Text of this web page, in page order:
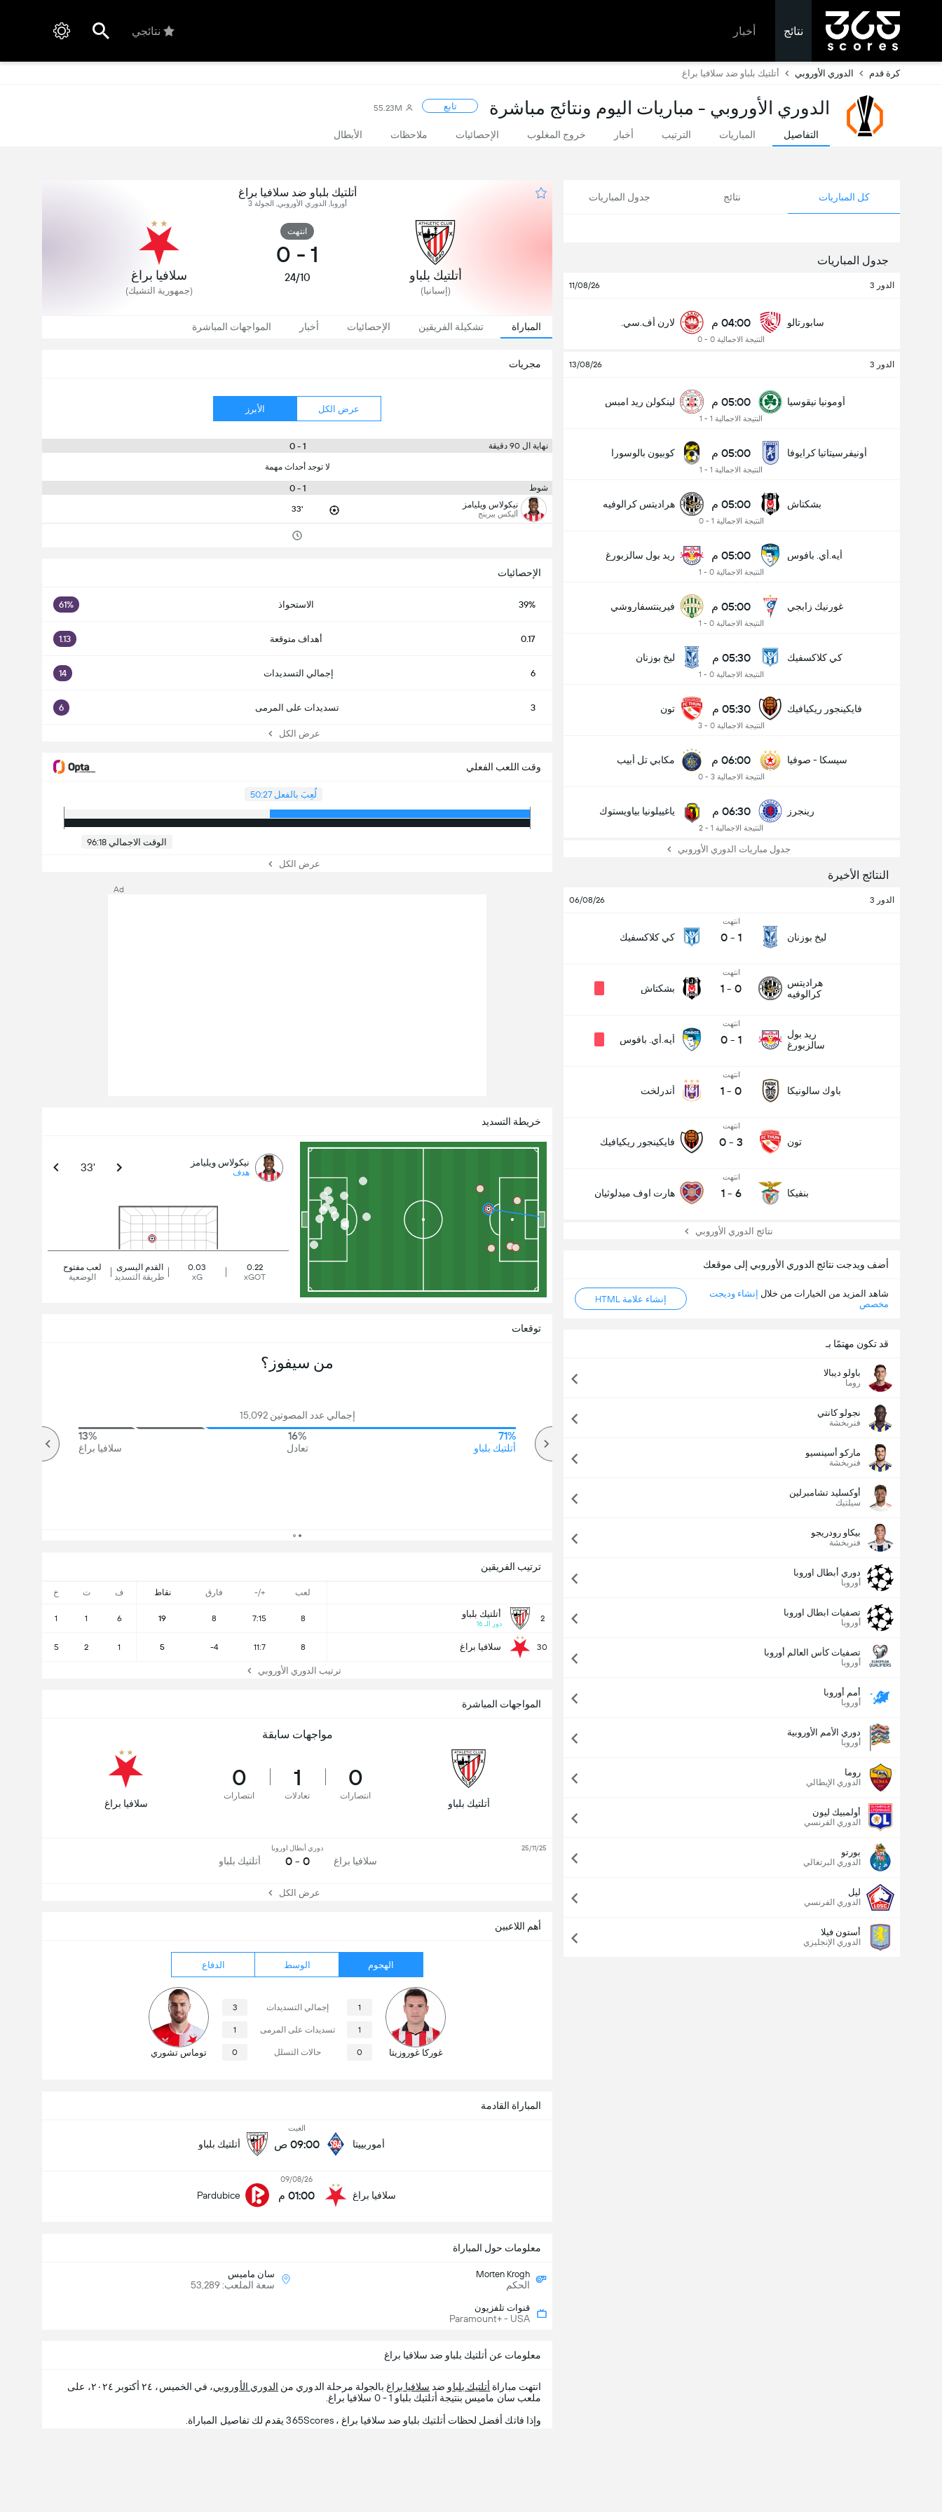
نتائج أخبار نتائجي
كرة قدم الدوري الأوروبي أتلتيك بلباو ضد سلافيا براغ
الدوري الأوروبي - مباريات اليوم ونتائج مباشرة تابع 55.23M
التفاصيل المباريات الترتيب أخبار خروج المغلوب الإحصائيات ملاحظات الأبطال
كل المباريات نتائج جدول المباريات
جدول المباريات
الدور 3 11/08/26
سابورتالو 04:00 م
النتيجة الاجمالية 0 - 0
لارن أف.سي.
الدور 3 13/08/26
أومونيا نيقوسيا 05:00 م
النتيجة الاجمالية 1 - 1
لينكولن ريد امبس
أونيفرسيتاتيا كرايوفا 05:00 م
النتيجة الاجمالية 1 - 1
كوبيون بالوسورا
بشكتاش 05:00 م
النتيجة الاجمالية 1 - 0
هراديتس كرالوفيه
أيه.أي. بافوس 05:00 م
النتيجة الاجمالية 0 - 1
ريد بول سالزبورغ
غورنيك زابجي 05:00 م
النتيجة الاجمالية 0 - 1
فيرينتسفاروشي
كي كلاكسفيك 05:30 م
النتيجة الاجمالية 0 - 1
ليخ بوزنان
فايكينجور ريكيافيك 05:30 م
النتيجة الاجمالية 0 - 3
تون
سيسكا - صوفيا 06:00 م
النتيجة الاجمالية 3 - 0
مكابي تل أبيب
رينجرز 06:30 م
النتيجة الاجمالية 1 - 2
ياغييلونيا بياويستوك
جدول مباريات الدوري الأوروبي
النتائج الأخيرة
الدور 3 06/08/26
ليخ بوزنان
انتهت
1
-
0 كي كلاكسفيك
هراديتس
كرالوفيه
انتهت
0
-
1 بشكتاش
ريد بول
سالزبورغ
انتهت
1
-
0 أيه.أي. بافوس
باوك سالونيكا
انتهت
0
-
1 أندرلخت
تون
انتهت
3
-
0 فايكينجور ريكيافيك
بنفيكا
انتهت
6
-
1 هارت اوف ميدلوثيان
نتائج الدوري الأوروبي
أضف ويدجت نتائج الدوري الأوروبي إلى موقعك
شاهد المزيد من الخيارات من خلال إنشاء وديجت
مخصص
إنشاء علامة HTML
قد تكون مهتمًا بـ
باولو ديبالا
روما
نجولو كانتي
فنربخشة
ماركو أسينسيو
فنربخشة
أوكسليد تشامبرلين
سيلتيك
بيكاو رودريجو
فنربخشة
دوري أبطال اوروبا
أوروبا
تصفيات ابطال اوروبا
أوروبا
تصفيات كأس العالم أوروبا
أوروبا
أمم أوروبا
أوروبا
دوري الأمم الأوروبية
أوروبا
روما
الدوري الإيطالي
أولمبيك ليون
الدوري الفرنسي
بورتو
الدوري البرتغالي
ليل
الدوري الفرنسي
أستون فيلا
الدوري الإنجليزي
أتلتيك بلباو ضد سلافيا براغ
أوروبا, الدوري الأوروبي, الجولة 3
أتلتيك بلباو
(إسبانيا)
انتهت
1
-
0
24/10 سلافيا براغ
(جمهورية التشيك)
المباراة تشكيلة الفريقين الإحصائيات أخبار المواجهات المباشرة
مجريات
عرض الكل الأبرز
نهاية ال 90 دقيقة 1 - 0
لا توجد أحداث مهمة
شوط 1 - 0
نيكولاس ويليامز
أليكس بيرينج 33'
المباراة القادمة
أموربييتا
الغيت
09:00 ص أتلتيك بلباو
سلافيا براغ
09/08/26
01:00 م Pardubice
أهم اللاعبين
الهجوم الوسط الدفاع
غوركا غوروزيتا
1 إجمالي التسديدات 3
1 تسديدات على المرمى 1
0 حالات التسلل 0 توماس تشوري
الإحصائيات
39% الاستحواذ 61%
0.17 أهداف متوقعة 1.13
6 إجمالي التسديدات 14
3 تسديدات على المرمى 6
عرض الكل
وقت اللعب الفعلي
لُعِبَ بالفعل 50:27
الوقت الاجمالي 96:18
عرض الكل
خريطة التسديد
نيكولاس ويليامز
هدف 33'
لعب مفتوح
الوضعية
القدم اليسرى
طريقة التسديد
0.03
xG
0.22
xGOT
معلومات حول المباراة
Morten Krogh
الحكم
سان ماميس
سعة الملعب: 53,289
قنوات تلفزيون
Paramount+ - USA
ترتيب الفريقين
لعب +/- فارق نقاط ف ت خ
2 أتلتيك بلباو
دور الـ 16
8
7:15
8
19
6
1
1
30 سلافيا براغ 8
11:7
-4
5
1
2
5
ترتيب الدوري الأوروبي
توقعات
من سيفوز؟
إجمالي عدد المصوتين 15,092
71%
أتلتيك بلباو
16%
تعادل
13%
سلافيا براغ
إجمالي عدد المصوتين 965
المواجهات المباشرة
مواجهات سابقة
أتلتيك بلباو
0
انتصارات
1
تعادلات
0
انتصارات
سلافيا براغ
سلافيا براغ
دوري أبطال اوروبا
0 - 0 أتلتيك بلباو
25/11/25
عرض الكل
Ad
معلومات عن أتلتيك بلباو ضد سلافيا براغ
انتهت مباراة أتلتيك بلباو ضد سلافيا براغ بالجولة مرحلة الدوري من الدوري الأوروبي
، في الخميس، ٢٤ أكتوبر ٢٠٢٤، على
ملعب سان ماميس بنتيجة أتلتيك بلباو 1 - 0 سلافيا براغ.
وإذا فاتك أفضل لحظات أتلتيك بلباو ضد سلافيا براغ ، 365Scores يقدم لك تفاصيل المباراة.